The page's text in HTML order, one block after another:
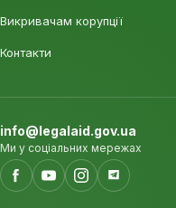
Викривачам корупції
Контакти
info@legalaid.gov.ua
Ми у соціальних мережах